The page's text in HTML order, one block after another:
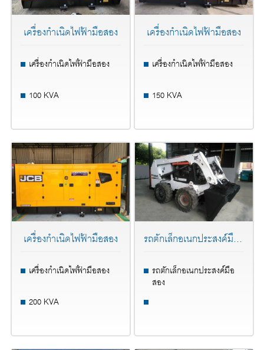
เครื่องกำเนิดไฟฟ้ามือสอง
เครื่องกำเนิดไฟฟ้ามือสอง
100 KVA
เครื่องกำเนิดไฟฟ้ามือสอง
เครื่องกำเนิดไฟฟ้ามือสอง
150 KVA
เครื่องกำเนิดไฟฟ้ามือสอง
เครื่องกำเนิดไฟฟ้ามือสอง
200 KVA
รถตักเล็กอเนกประสงค์มือสอง
รถตักเล็กอเนกประสงค์มือ
สอง